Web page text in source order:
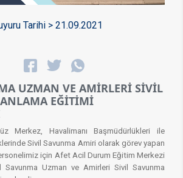
Tarihi > 21.09.2021
UZMAN VE AMİRLERİ SİVİL
EĞİTİMİ
Merkez, Havalimanı Başmüdürlükleri ile
Sivil Savunma Amiri olarak görev yapan
için Afet Acil Durum Eğitim Merkezi
Savunma Uzman ve Amirleri Sivil Savunma